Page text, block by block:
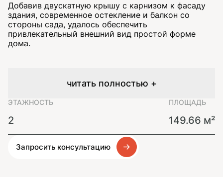
Добавив двускатную крышу с карнизом к фасаду
здания, современное остекление и балкон со
стороны сада, удалось обеспечить
привлекательный внешний вид простой форме
дома.
читать полностью +
ЭТАЖНОСТЬ
2
ПЛОЩАДЬ
149.66 м²
Запросить консультацию